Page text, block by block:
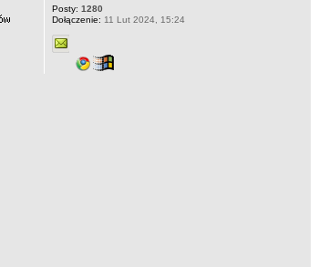
Posty: 1280
Dołączenie: 11 Lut 2024, 15:24